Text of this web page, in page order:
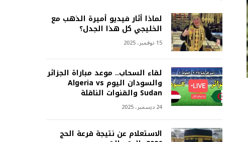
لماذا أثار فيديو أميرة الذهب مع
الخليجي كل هذا الجدل؟
15 نوفمبر، 2025
لقاء السحاب.. موعد مباراة الجزائر
والسودان اليوم Algeria vs
Sudan والقنوات الناقلة
24 ديسمبر، 2025
الاستعلام عن نتيجة قرعة الحج